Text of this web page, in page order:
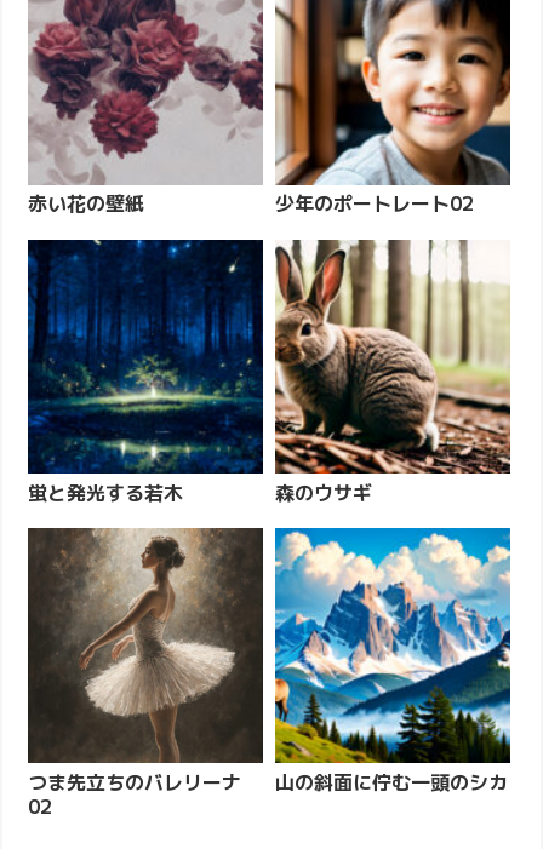
赤い花の壁紙 少年のポートレート02
蛍と発光する若木 森のウサギ
つま先立ちのバレリーナ
02
山の斜面に佇む一頭のシカ